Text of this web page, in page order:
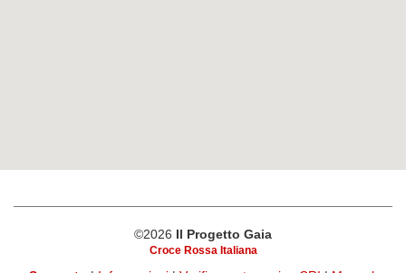
©2026 Il Progetto Gaia
Croce Rossa Italiana